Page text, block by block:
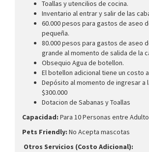
Toallas y utencilios de cocina.
Inventario al entrar y salir de las
60.000 pesos para gastos de aseo
pequeña.
80.000 pesos para gastos de aseo
grande al momento de salida de la
Obsequio Agua de botellon.
El botellon adicional tiene un costo
Depósito al momento de ingresar a
$300.000
Dotacion de Sabanas y Toallas
Capacidad: Para 10 Personas entre
Pets Friendly: No Acepta mascotas
Otros Servicios (Costo Adicional):